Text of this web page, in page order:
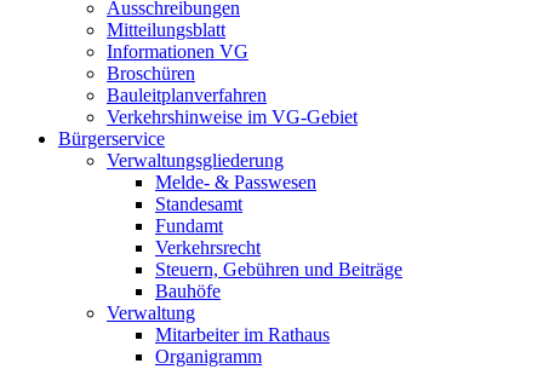
Ausschreibungen
Mitteilungsblatt
Informationen VG
Broschüren
Bauleitplanverfahren
Verkehrshinweise im VG-Gebiet
Bürgerservice
Verwaltungsgliederung
Melde- & Passwesen
Standesamt
Fundamt
Verkehrsrecht
Steuern, Gebühren und Beiträge
Bauhöfe
Verwaltung
Mitarbeiter im Rathaus
Organigramm